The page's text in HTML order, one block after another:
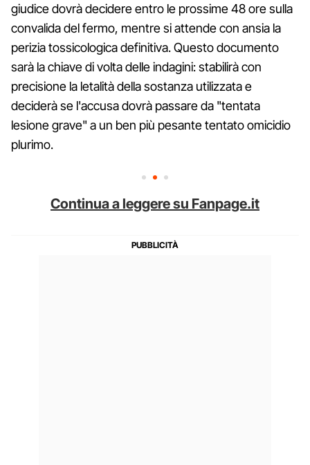
giudice dovrà decidere entro le prossime 48 ore sulla
convalida del fermo, mentre si attende con ansia la
perizia tossicologica definitiva. Questo documento
sarà la chiave di volta delle indagini: stabilirà con
precisione la letalità della sostanza utilizzata e
deciderà se l'accusa dovrà passare da "tentata
lesione grave" a un ben più pesante tentato omicidio
plurimo.
Continua a leggere su Fanpage.it